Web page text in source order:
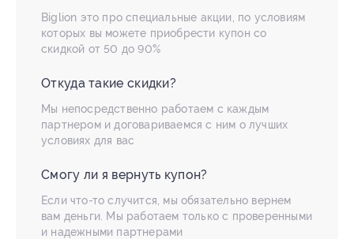
Biglion это про специальные акции, по условиям
которых вы можете приобрести купон со
скидкой от 50 до 90%
Откуда такие скидки?
Мы непосредственно работаем с каждым
партнером и договариваемся с ним о лучших
условиях для вас
Смогу ли я вернуть купон?
Если что-то случится, мы обязательно вернем
вам деньги. Мы работаем только с проверенными
и надежными партнерами